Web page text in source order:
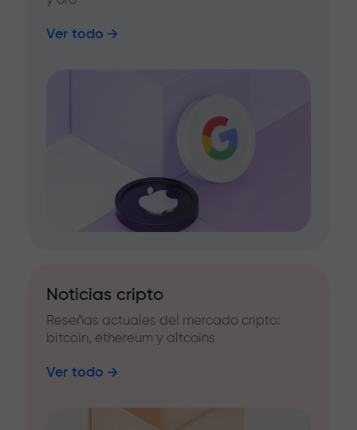
Ver todo
Noticias cripto
Reseñas actuales del mercado cripto:
bitcoin, ethereum y altcoins
Ver todo